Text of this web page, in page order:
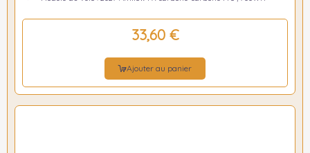
33,60 €
Ajouter au panier